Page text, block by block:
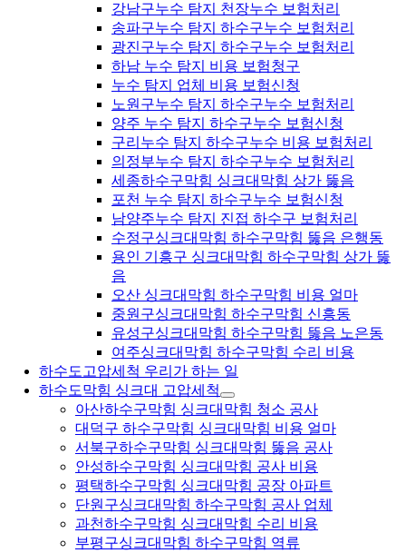
강남구누수 탐지 천장누수 보험처리
송파구누수 탐지 하수구누수 보험처리
광진구누수 탐지 하수구누수 보험처리
하남 누수 탐지 비용 보험청구
누수 탐지 업체 비용 보험신청
노원구누수 탐지 하수구누수 보험처리
양주 누수 탐지 하수구누수 보험신청
구리누수 탐지 하수구누수 비용 보험처리
의정부누수 탐지 하수구누수 보험처리
세종하수구막힘 싱크대막힘 상가 뚫음
포천 누수 탐지 하수구누수 보험신청
남양주누수 탐지 진접 하수구 보험처리
수정구싱크대막힘 하수구막힘 뚫음 은행동
용인 기흥구 싱크대막힘 하수구막힘 상가 뚫
음
오산 싱크대막힘 하수구막힘 비용 얼마
중원구싱크대막힘 하수구막힘 신흥동
유성구싱크대막힘 하수구막힘 뚫음 노은동
여주싱크대막힘 하수구막힘 수리 비용
하수도고압세척 우리가 하는 일
하수도막힘 싱크대 고압세척
아산하수구막힘 싱크대막힘 청소 공사
대덕구 하수구막힘 싱크대막힘 비용 얼마
서북구하수구막힘 싱크대막힘 뚫음 공사
안성하수구막힘 싱크대막힘 공사 비용
평택하수구막힘 싱크대막힘 공장 아파트
단원구싱크대막힘 하수구막힘 공사 업체
과천하수구막힘 싱크대막힘 수리 비용
부평구싱크대막힘 하수구막힘 역류